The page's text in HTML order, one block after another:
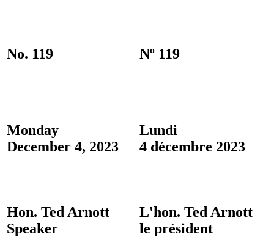
No. 119 Nº 119
Monday
December 4, 2023
Lundi
4 décembre 2023
Hon. Ted Arnott
Speaker
L'hon. Ted Arnott
le président